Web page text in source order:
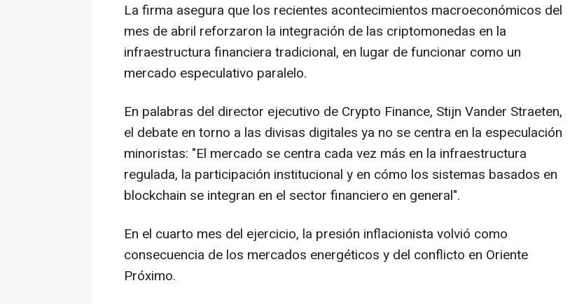
La firma asegura que los recientes acontecimientos macroeconómicos del
mes de abril reforzaron la integración de las criptomonedas en la
infraestructura financiera tradicional, en lugar de funcionar como un
mercado especulativo paralelo.
En palabras del director ejecutivo de Crypto Finance, Stijn Vander Straeten,
el debate en torno a las divisas digitales ya no se centra en la especulación
minoristas: "El mercado se centra cada vez más en la infraestructura
regulada, la participación institucional y en cómo los sistemas basados en
blockchain se integran en el sector financiero en general".
En el cuarto mes del ejercicio, la presión inflacionista volvió como
consecuencia de los mercados energéticos y del conflicto en Oriente
Próximo.